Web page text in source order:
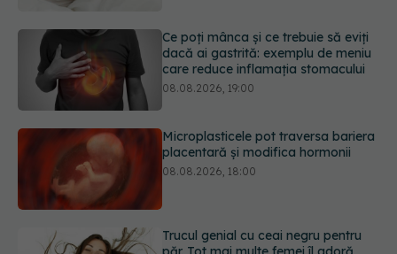
Microplasticele pot traversa bariera
placentară și modifica hormonii
Trucul genial cu ceai negru pentru